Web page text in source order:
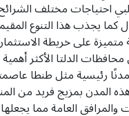
احتياجات مختلف
كما يجذب هذا التنوع
متميزة على خريطة
محافظات الدلتا الأكثر
رئيسية مثل طنطا
المدن بمزيج فريد من
والمرافق العامة مما